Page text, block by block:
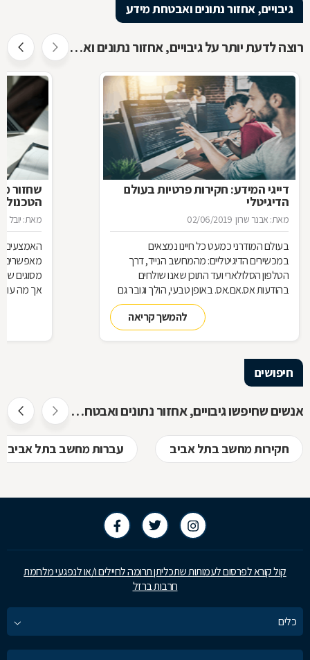
גיבויים, אחזור נתונים ואבטחת מידע
רוצה לדעת יותר על גיבויים, אחזור נתונים ואבטחת מידע ?
דייגי המידע: חקירות פרטיות בעולם
הדיגיטלי
מאת: אבנר שרון 02/06/2019
בעולם המודרני כמעט כל חיינו נמצאים
במכשירים הדיגיטליים: מהמחשב הנייד, דרך
הטלפון הסלולארי ועד התוכן שאנו שולחים
בהודעות אס.אם.אס. באופן טבעי, הולך וגובר גם
השימוש בחוקרים המתמחים במציאת ראיות
דיגיטליות וב"שחזור חקירתי", כדי לחשוף פרטים
להמשך קריאה
שחזור
מאת: יובל
האמצעים
מאפשרים
מסוגים
חיפושים
אנשים שחיפשו גיבויים, אחזור נתונים ואבטחת מידע חיפשו גם
חקירות מחשב בתל אביב עברות מחשב בתל אביב
קול קורא לפרסום לעמותות שתכליתן תרומה לחיילים ו/או לנפגעי מלחמת
חרבות ברזל
כלים